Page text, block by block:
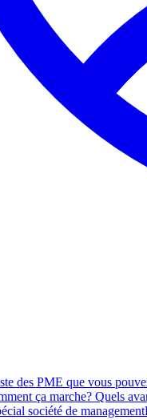
des PME que vous
ça marche? Quels
société de management